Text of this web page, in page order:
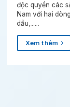
độc quyền các
Nam với hai
dầu,......
Xem thêm